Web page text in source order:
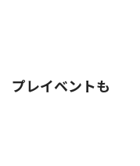
プレイベントも